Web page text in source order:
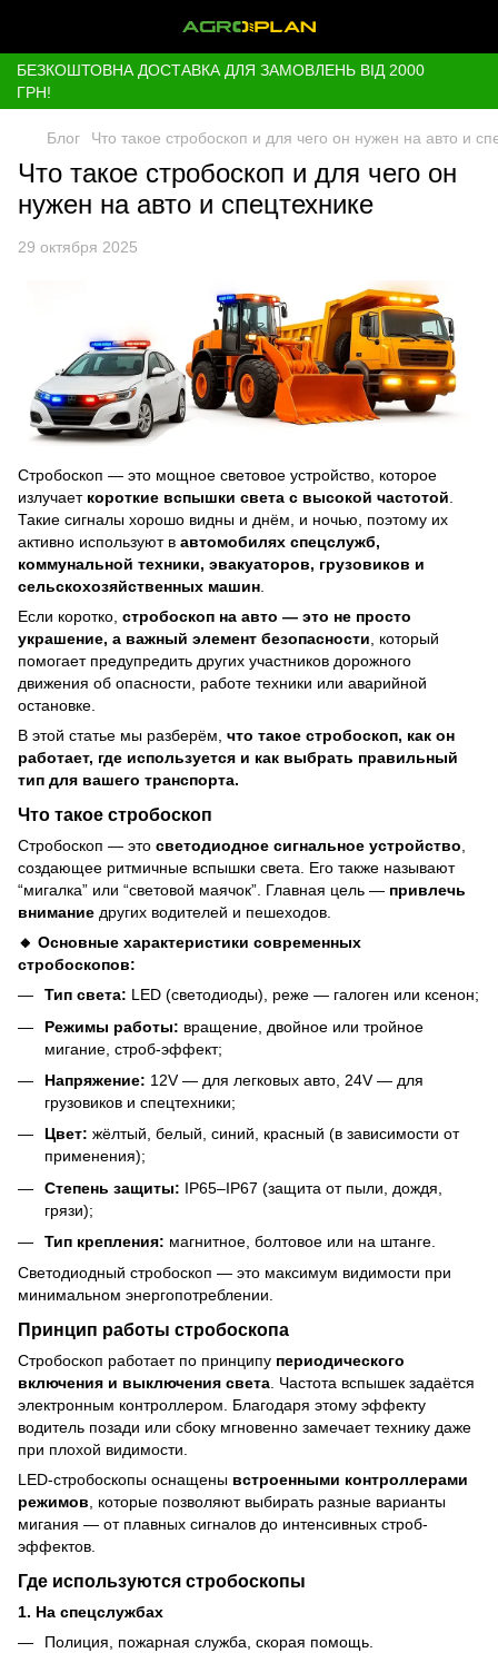
БЕЗКОШТОВНА ДОСТАВКА ДЛЯ ЗАМОВЛЕНЬ ВІД 2000
ГРН!
Блог Что такое стробоскоп и для чего он нужен на авто и
Что такое стробоскоп и для чего он
нужен на авто и спецтехнике
29 октября 2025
Стробоскоп — это мощное световое устройство, которое
излучает короткие вспышки света с высокой частотой.
Такие сигналы хорошо видны и днём, и ночью, поэтому их
активно используют в автомобилях спецслужб,
коммунальной техники, эвакуаторов, грузовиков и
сельскохозяйственных машин.
Если коротко, стробоскоп на авто — это не просто
украшение, а важный элемент безопасности, который
помогает предупредить других участников дорожного
движения об опасности, работе техники или аварийной
остановке.
В этой статье мы разберём, что такое стробоскоп, как он
работает, где используется и как выбрать правильный
тип для вашего транспорта.
Что такое стробоскоп
Стробоскоп — это светодиодное сигнальное устройство
создающее ритмичные вспышки света. Его также называют
“мигалка” или “световой маячок”. Главная цель — привлечь
внимание других водителей и пешеходов.
🔸 Основные характеристики современных
стробоскопов:
Тип света: LED (светодиоды), реже — галоген или ксенон;
Режимы работы: вращение, двойное или тройное
мигание, строб-эффект;
Напряжение: 12V — для легковых авто, 24V — для
грузовиков и спецтехники;
Цвет: жёлтый, белый, синий, красный (в зависимости от
применения);
Степень защиты: IP65–IP67 (защита от пыли, дождя,
грязи);
Тип крепления: магнитное, болтовое или на штанге.
Светодиодный стробоскоп — это максимум видимости при
минимальном энергопотреблении.
Принцип работы стробоскопа
Стробоскоп работает по принципу периодического
включения и выключения света. Частота вспышек задаётся
электронным контроллером. Благодаря этому эффекту
водитель позади или сбоку мгновенно замечает технику даже
при плохой видимости.
LED-стробоскопы оснащены встроенными контроллерами
режимов, которые позволяют выбирать разные варианты
мигания — от плавных сигналов до интенсивных строб-
эффектов.
Где используются стробоскопы
1. На спецслужбах
Полиция, пожарная служба, скорая помощь.